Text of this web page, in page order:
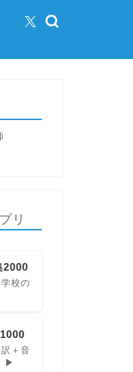
リ
2000
校の
＋音
▶